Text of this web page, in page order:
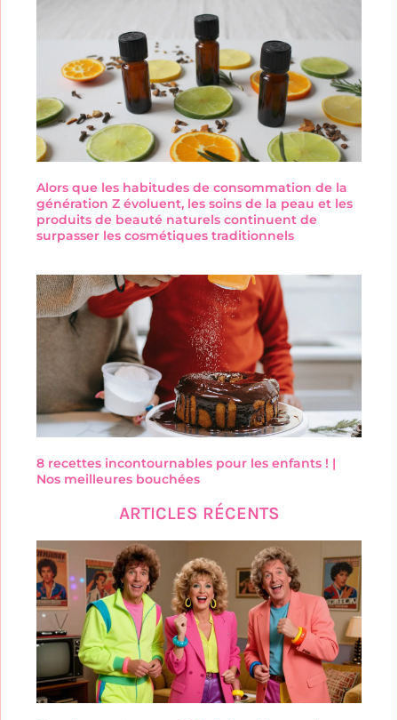
Alors que les habitudes de consommation de la
génération Z évoluent, les soins de la peau et les
produits de beauté naturels continuent de
surpasser les cosmétiques traditionnels
8 recettes incontournables pour les enfants ! |
Nos meilleures bouchées
ARTICLES RÉCENTS